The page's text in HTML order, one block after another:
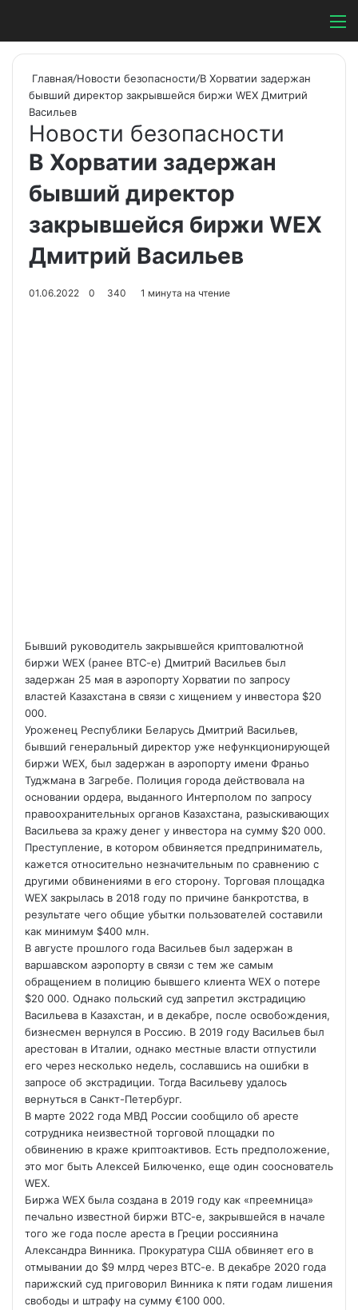
Switch skin
Главная/Новости безопасности/В Хорватии задержан
бывший директор закрывшейся биржи WEX Дмитрий
Васильев
Новости безопасности
В Хорватии задержан
бывший директор
закрывшейся биржи WEX
Дмитрий Васильев
01.06.2022 0 340 1 минута на чтение
Бывший руководитель закрывшейся криптовалютной
биржи WEX (ранее BTC-e) Дмитрий Васильев был
задержан 25 мая в аэропорту Хорватии по запросу
властей Казахстана в связи с хищением у инвестора $20
000.
Уроженец Республики Беларусь Дмитрий Васильев,
бывший генеральный директор уже нефункционирующей
биржи WEX, был задержан в аэропорту имени Франьо
Туджмана в Загребе. Полиция города действовала на
основании ордера, выданного Интерполом по запросу
правоохранительных органов Казахстана, разыскивающих
Васильева за кражу денег у инвестора на сумму $20 000.
Преступление, в котором обвиняется предприниматель,
кажется относительно незначительным по сравнению с
другими обвинениями в его сторону. Торговая площадка
WEX закрылась в 2018 году по причине банкротства, в
результате чего общие убытки пользователей составили
как минимум $400 млн.
В августе прошлого года Васильев был задержан в
варшавском аэропорту в связи с тем же самым
обращением в полицию бывшего клиента WEX о потере
$20 000. Однако польский суд запретил экстрадицию
Васильева в Казахстан, и в декабре, после освобождения,
бизнесмен вернулся в Россию. В 2019 году Васильев был
арестован в Италии, однако местные власти отпустили
его через несколько недель, сославшись на ошибки в
запросе об экстрадиции. Тогда Васильеву удалось
вернуться в Санкт-Петербург.
В марте 2022 года МВД России сообщило об аресте
сотрудника неизвестной торговой площадки по
обвинению в краже криптоактивов. Есть предположение,
это мог быть Алексей Билюченко, еще один сооснователь
WEX.
Биржа WEX была создана в 2019 году как «преемница»
печально известной биржи BTC-e, закрывшейся в начале
того же года после ареста в Греции россиянина
Александра Винника. Прокуратура США обвиняет его в
отмывании до $9 млрд через BTC-e. В декабре 2020 года
парижский суд приговорил Винника к пяти годам лишения
свободы и штрафу на сумму €100 000.